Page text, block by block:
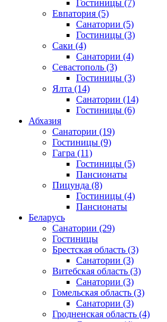
Гостиницы (7)
Евпатория (5)
Санатории (5)
Гостиницы (3)
Саки (4)
Санатории (4)
Севастополь (3)
Гостиницы (3)
Ялта (14)
Санатории (14)
Гостиницы (6)
Абхазия
Санатории (19)
Гостиницы (9)
Гагра (11)
Гостиницы (5)
Пансионаты
Пицунда (8)
Гостиницы (4)
Пансионаты
Беларусь
Санатории (29)
Гостиницы
Брестская область (3)
Санатории (3)
Витебская область (3)
Санатории (3)
Гомельская область (3)
Санатории (3)
Гродненская область (4)